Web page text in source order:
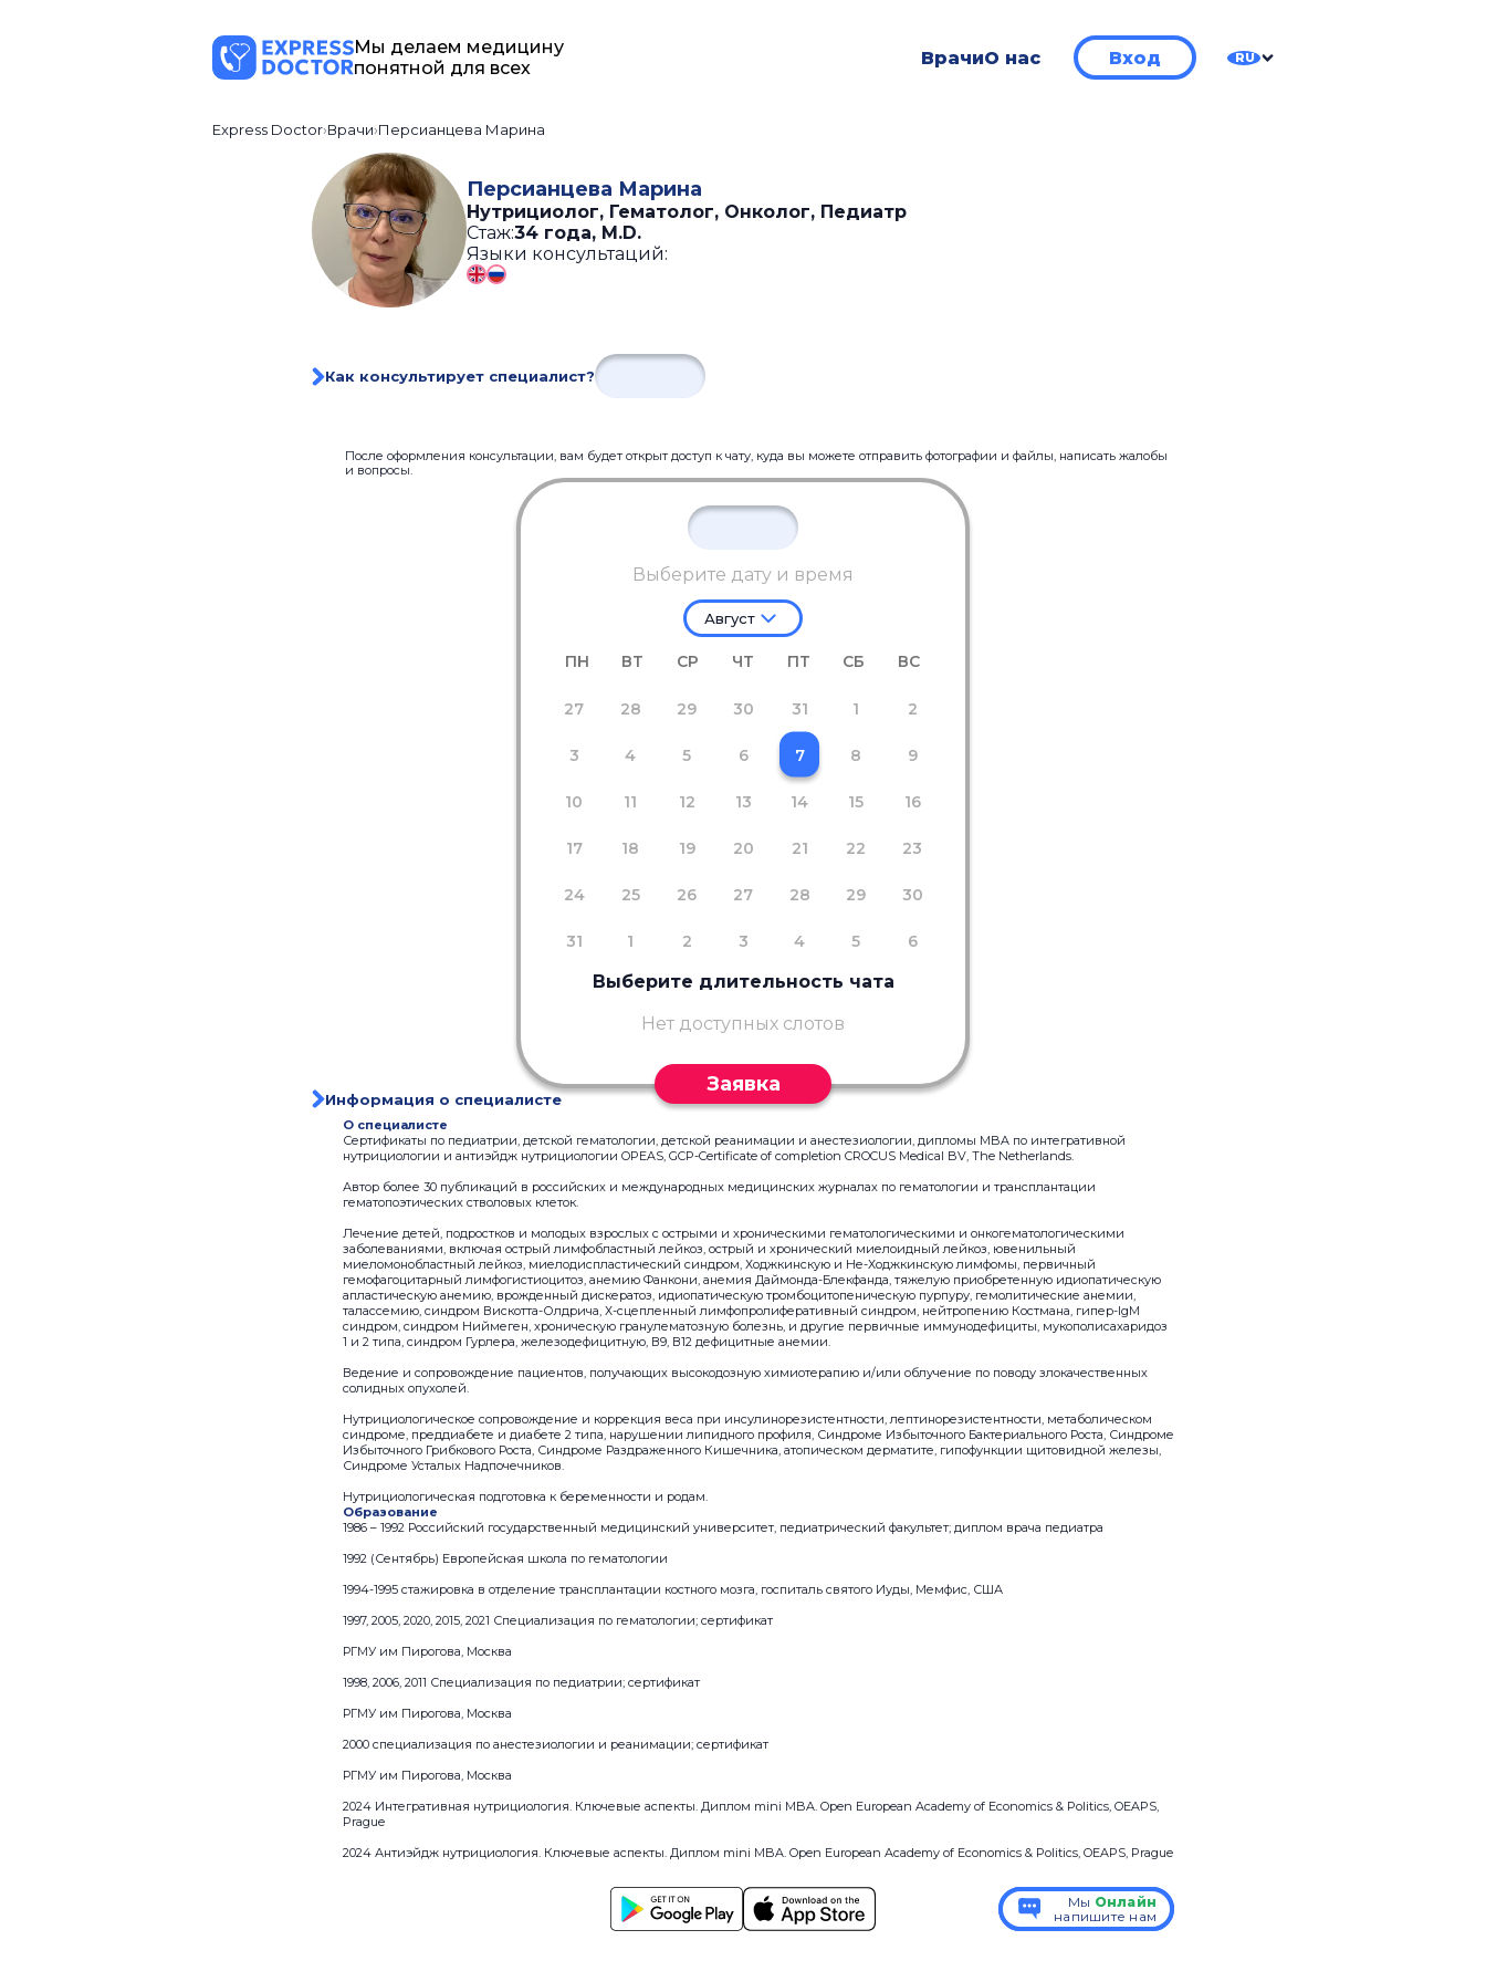
Мы делаем медицину
понятной для всех
ВрачиО нас Вход RU
Express Doctor Врачи Персианцева Марина
Персианцева Марина
Нутрициолог, Гематолог, Онколог, Педиатр
Стаж:34 года, M.D.
Языки консультаций:
Как консультирует специалист?
После оформления консультации, вам будет открыт доступ к чату, куда вы можете отправить фотографии и файлы, написать жалобы
и вопросы.
Выберите дату и время
Август
ПН ВТ СР ЧТ ПТ СБ ВС
27 28 29 30 31 1 2
3 4 5 6 7 8 9
10 11 12 13 14 15 16
17 18 19 20 21 22 23
24 25 26 27 28 29 30
31 1 2 3 4 5 6
Выберите длительность чата
Нет доступных слотов
Заявка
Информация о специалисте
О специалисте
Сертификаты по педиатрии, детской гематологии, детской реанимации и анестезиологии, дипломы MBA по интегративной
нутрициологии и антиэйдж нутрициологии OPEAS, GCP-Certificate of completion CROCUS Medical BV, The Netherlands.
Автор более 30 публикаций в российских и международных медицинских журналах по гематологии и трансплантации
гематопоэтических стволовых клеток.
Лечение детей, подростков и молодых взрослых с острыми и хроническими гематологическими и онкогематологическими
заболеваниями, включая острый лимфобластный лейкоз, острый и хронический миелоидный лейкоз, ювенильный
миеломонобластный лейкоз, миелодиспластический синдром, Ходжкинскую и Не-Ходжкинскую лимфомы, первичный
гемофагоцитарный лимфогистиоцитоз, анемию Фанкони, анемия Даймонда-Блекфанда, тяжелую приобретенную идиопатическую
апластическую анемию, врожденный дискератоз, идиопатическую тромбоцитопеническую пурпуру, гемолитические анемии,
талассемию, синдром Вискотта-Олдрича, Х-сцепленный лимфопролиферативный синдром, нейтропению Костмана, гипер-IgM
синдром, синдром Ниймеген, хроническую гранулематозную болезнь, и другие первичные иммунодефициты, мукополисахаридоз
1 и 2 типа, синдром Гурлера, железодефицитную, В9, В12 дефицитные анемии.
Ведение и сопровождение пациентов, получающих высокодозную химиотерапию и/или облучение по поводу злокачественных
солидных опухолей.
Нутрициологическое сопровождение и коррекция веса при инсулинорезистентности, лептинорезистентности, метаболическом
синдроме, преддиабете и диабете 2 типа, нарушении липидного профиля, Синдроме Избыточного Бактериального Роста, Синдроме
Избыточного Грибкового Роста, Синдроме Раздраженного Кишечника, атопическом дерматите, гипофункции щитовидной железы,
Синдроме Усталых Надпочечников.
Нутрициологическая подготовка к беременности и родам.
Образование
1986 – 1992 Российский государственный медицинский университет, педиатрический факультет; диплом врача педиатра
1992 (Сентябрь) Европейская школа по гематологии
1994-1995 стажировка в отделение трансплантации костного мозга, госпиталь святого Иуды, Мемфис, США
1997, 2005, 2020, 2015, 2021 Специализация по гематологии; сертификат
РГМУ им Пирогова, Москва
1998, 2006, 2011 Специализация по педиатрии; сертификат
РГМУ им Пирогова, Москва
2000 специализация по анестезиологии и реанимации; сертификат
РГМУ им Пирогова, Москва
2024 Интегративная нутрициология. Ключевые аспекты. Диплом mini MBA. Open European Academy of Economics & Politics, OEAPS,
Prague
2024 Антиэйдж нутрициология. Ключевые аспекты. Диплом mini MBA. Open European Academy of Economics & Politics, OEAPS, Prague
Мы Онлайн
напишите нам
Мы Онлайн
напишите нам